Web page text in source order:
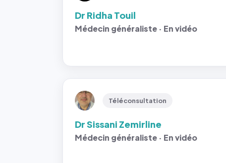
Dr Ridha Touil
Médecin généraliste · En vidéo
Téléconsultation
Dr Sissani Zemirline
Médecin généraliste · En vidéo